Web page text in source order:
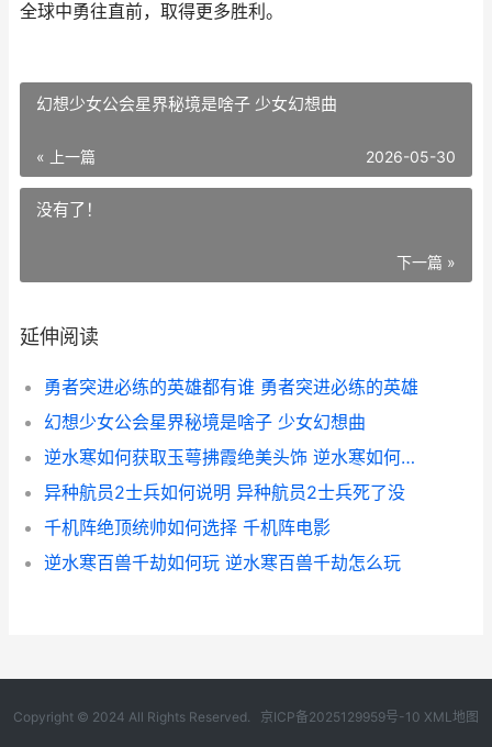
全球中勇往直前，取得更多胜利。
幻想少女公会星界秘境是啥子 少女幻想曲
« 上一篇 2026-05-30
没有了！
下一篇 »
延伸阅读
勇者突进必练的英雄都有谁 勇者突进必练的英雄
幻想少女公会星界秘境是啥子 少女幻想曲
逆水寒如何获取玉萼拂霞绝美头饰 逆水寒如何获取天赏宝石
异种航员2士兵如何说明 异种航员2士兵死了没
千机阵绝顶统帅如何选择 千机阵电影
逆水寒百兽千劫如何玩 逆水寒百兽千劫怎么玩
Copyright © 2024 All Rights Reserved. 京ICP备2025129959号-10 XML地图